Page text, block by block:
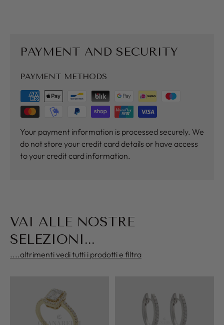
PAYMENT AND SECURITY
PAYMENT METHODS
Your payment information is processed securely. We
do not store your credit card details or have access
to your credit card information.
VAI ALLE NOSTRE
SELEZIONI...
....altrimenti vedi tutti i prodotti e filtra